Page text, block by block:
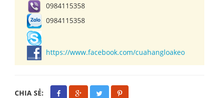
0984115358
0984115358
https://www.facebook.com/cuahangloakeo
CHIA SẺ: